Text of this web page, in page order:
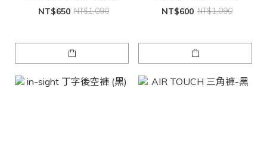
NT$650 NT$1,090 NT$600 NT$1,090